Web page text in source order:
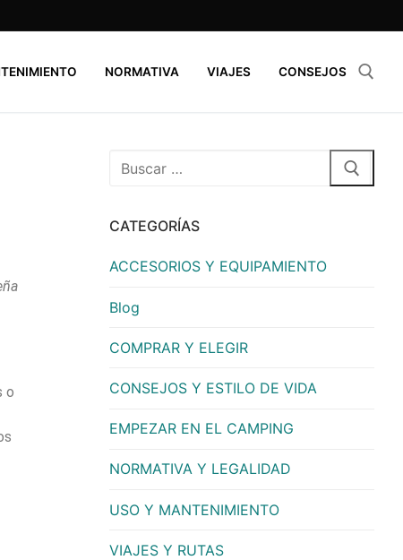
NORMATIVA VIAJES CONSEJOS
o
CATEGORÍAS
ACCESORIOS Y EQUIPAMIENTO
Blog
COMPRAR Y ELEGIR
CONSEJOS Y ESTILO DE VIDA
EMPEZAR EN EL CAMPING
NORMATIVA Y LEGALIDAD
USO Y MANTENIMIENTO
VIAJES Y RUTAS